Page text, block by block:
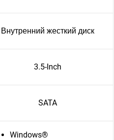
Внутренний жесткий диск
3.5-Inch
SATA
Windows®